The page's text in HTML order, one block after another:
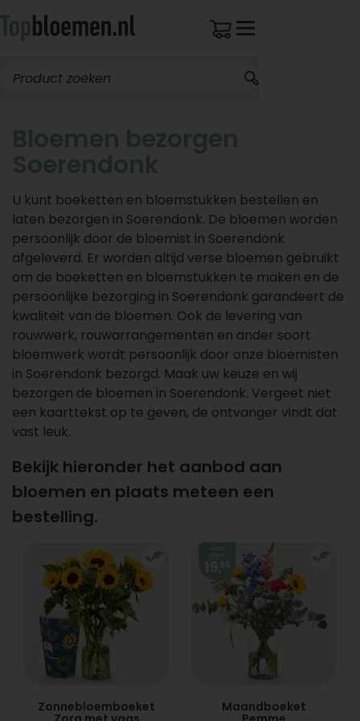
Bloemen bezorgen
Soerendonk
U kunt boeketten en bloemstukken bestellen en
laten bezorgen in Soerendonk. De bloemen worden
persoonlijk door de bloemist in Soerendonk
afgeleverd. Er worden altijd verse bloemen gebruikt
om de boeketten en bloemstukken te maken en de
persoonlijke bezorging in Soerendonk garandeert de
kwaliteit van de bloemen. Ook de levering van
rouwwerk, rouwarrangementen en ander soort
bloemwerk wordt persoonlijk door onze bloemisten
in Soerendonk bezorgd. Maak uw keuze en wij
bezorgen de bloemen in Soerendonk. Vergeet niet
een kaarttekst op te geven, de ontvanger vindt dat
vast leuk.
Bekijk hieronder het aanbod aan
bloemen en plaats meteen een
bestelling.
Zonnebloemboeket Maandboeket